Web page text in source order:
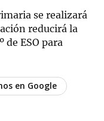
se realizará
reducirá la
de ESO para
en Google